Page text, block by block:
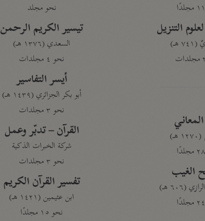
التنزيل
هـ)
الغيب
(٦٠٦ هـ)
نحو مجلد
تيسير الكريم الرحمن
السعدي (١٣٧٦ هـ)
نحو ٤ مجلدات
أيسر التفاسير
أبو بكر الجزائري (١٤٣٩ هـ)
نحو ٣ مجلدات
القرآن – تدبّر وعمل
شركة الخبرات الذكية
نحو ٣ مجلدات
تفسير القرآن الكريم
ابن عثيمين (١٤٢١ هـ)
نحو ١٥ مجلدًا